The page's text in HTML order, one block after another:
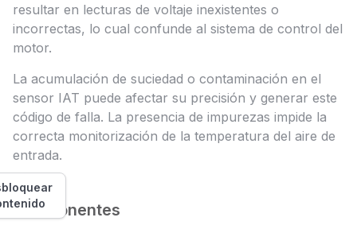
resultar en lecturas de voltaje inexistentes o
incorrectas, lo cual confunde al sistema de control del
motor.
La acumulación de suciedad o contaminación en el
sensor IAT puede afectar su precisión y generar este
código de falla. La presencia de impurezas impide la
correcta monitorización de la temperatura del aire de
entrada.
Componentes